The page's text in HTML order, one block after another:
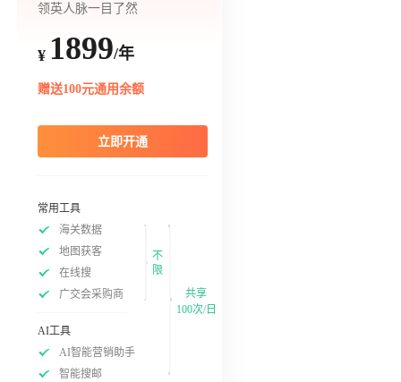
领英人脉一目了然
¥ 1899/年
赠送100元通用余额
立即开通
常用工具
海关数据
地图获客
在线搜
广交会采购商
不
限
AI工具
AI智能营销助手
智能搜邮
共享
100次/日